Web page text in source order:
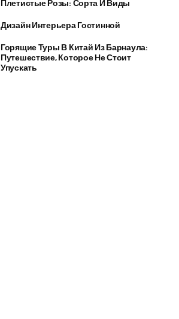
Плетистые Розы: Сорта И Виды
Дизайн Интерьера Гостинной
Горящие Туры В Китай Из Барнаула:
Путешествие, Которое Не Стоит
Упускать